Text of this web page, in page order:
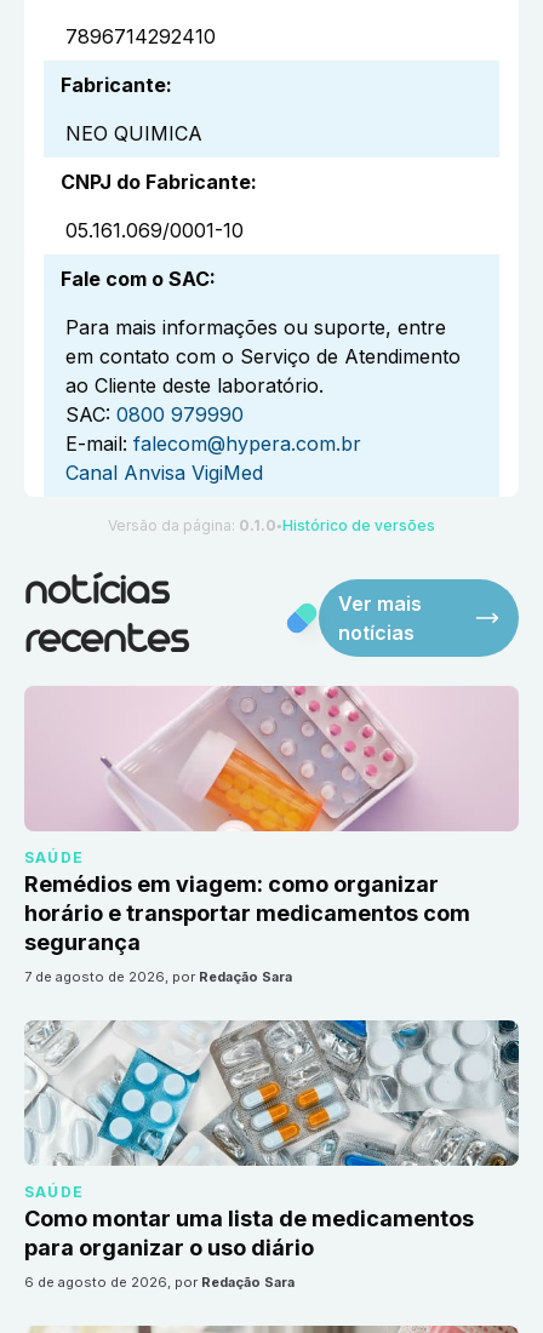
7896714292410
Fabricante:
NEO QUIMICA
CNPJ do Fabricante:
05.161.069/0001-10
Fale com o SAC:
Para mais informações ou suporte, entre
em contato com o Serviço de Atendimento
ao Cliente deste laboratório.
SAC: 0800 979990
E-mail: falecom@hypera.com.br
Canal Anvisa VigiMed
Versão da página: 0.1.0 ●Histórico de versões
notícias
recentes
Ver mais
notícias
SAÚDE
Remédios em viagem: como organizar
horário e transportar medicamentos com
segurança
7 de agosto de 2026, por Redação Sara
SAÚDE
Como montar uma lista de medicamentos
para organizar o uso diário
6 de agosto de 2026, por Redação Sara